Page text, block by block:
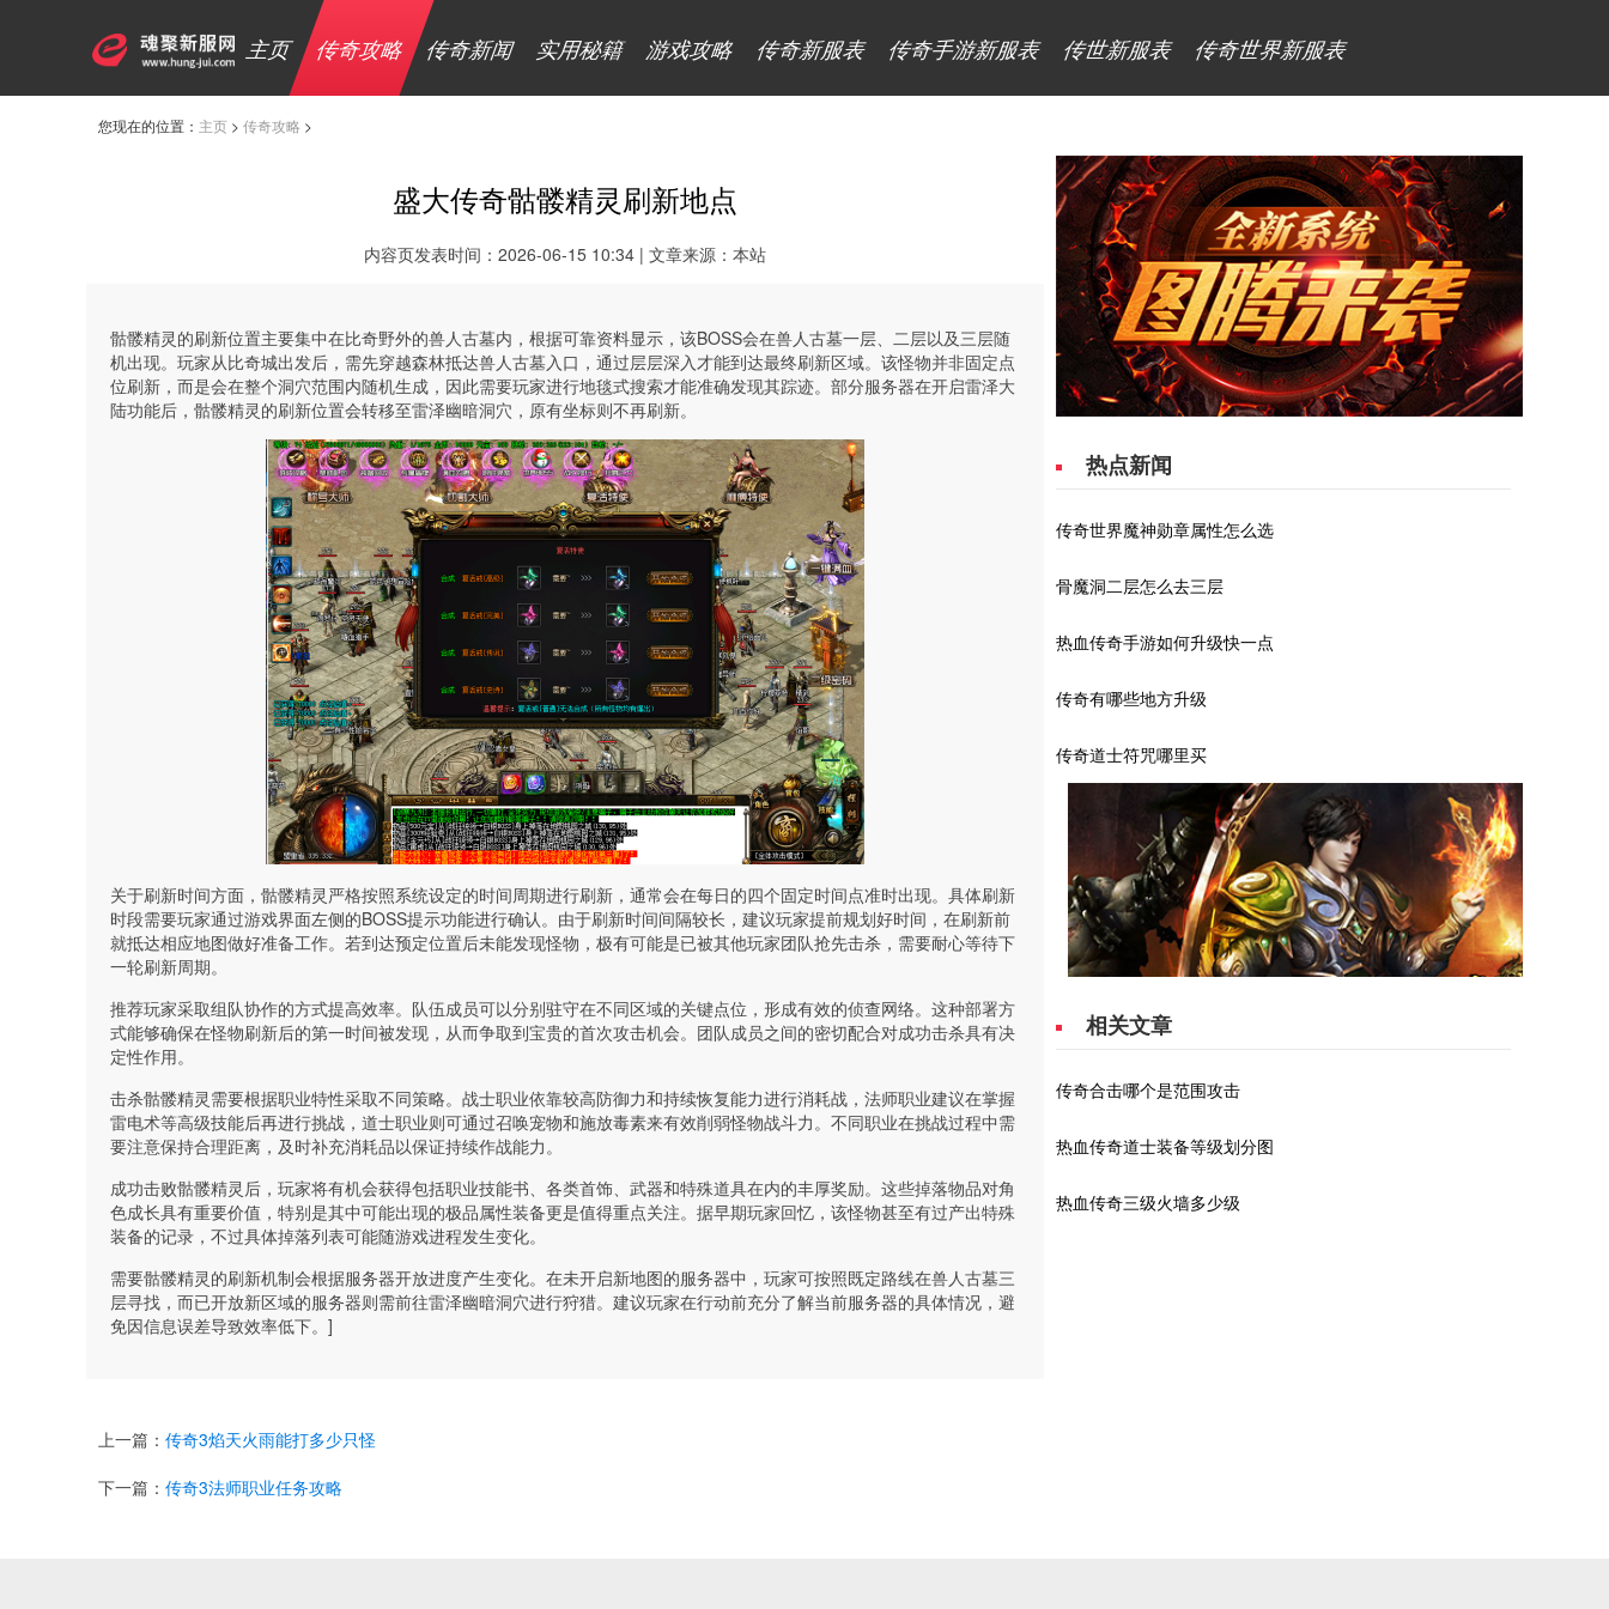
主页 传奇攻略 传奇新闻 实用秘籍 游戏攻略 传奇新服表 传奇手游新服表 传世新服表 传奇世界新服表
您现在的位置： 主页 > 传奇攻略 >
盛大传奇骷髅精灵刷新地点
内容页发表时间：2026-06-15 10:34 | 文章来源：本站
骷髅精灵的刷新位置主要集中在比奇野外的兽人古墓内，根据可靠资料显示，该BOSS会在兽人古墓一层、二层以及三层随
机出现。玩家从比奇城出发后，需先穿越森林抵达兽人古墓入口，通过层层深入才能到达最终刷新区域。该怪物并非固定点
位刷新，而是会在整个洞穴范围内随机生成，因此需要玩家进行地毯式搜索才能准确发现其踪迹。部分服务器在开启雷泽大
陆功能后，骷髅精灵的刷新位置会转移至雷泽幽暗洞穴，原有坐标则不再刷新。
关于刷新时间方面，骷髅精灵严格按照系统设定的时间周期进行刷新，通常会在每日的四个固定时间点准时出现。具体刷新
时段需要玩家通过游戏界面左侧的BOSS提示功能进行确认。由于刷新时间间隔较长，建议玩家提前规划好时间，在刷新前
就抵达相应地图做好准备工作。若到达预定位置后未能发现怪物，极有可能是已被其他玩家团队抢先击杀，需要耐心等待下
一轮刷新周期。
推荐玩家采取组队协作的方式提高效率。队伍成员可以分别驻守在不同区域的关键点位，形成有效的侦查网络。这种部署方
式能够确保在怪物刷新后的第一时间被发现，从而争取到宝贵的首次攻击机会。团队成员之间的密切配合对成功击杀具有决
定性作用。
击杀骷髅精灵需要根据职业特性采取不同策略。战士职业依靠较高防御力和持续恢复能力进行消耗战，法师职业建议在掌握
雷电术等高级技能后再进行挑战，道士职业则可通过召唤宠物和施放毒素来有效削弱怪物战斗力。不同职业在挑战过程中需
要注意保持合理距离，及时补充消耗品以保证持续作战能力。
成功击败骷髅精灵后，玩家将有机会获得包括职业技能书、各类首饰、武器和特殊道具在内的丰厚奖励。这些掉落物品对角
色成长具有重要价值，特别是其中可能出现的极品属性装备更是值得重点关注。据早期玩家回忆，该怪物甚至有过产出特殊
装备的记录，不过具体掉落列表可能随游戏进程发生变化。
需要骷髅精灵的刷新机制会根据服务器开放进度产生变化。在未开启新地图的服务器中，玩家可按照既定路线在兽人古墓三
层寻找，而已开放新区域的服务器则需前往雷泽幽暗洞穴进行狩猎。建议玩家在行动前充分了解当前服务器的具体情况，避
免因信息误差导致效率低下。]
上一篇： 传奇3焰天火雨能打多少只怪
下一篇： 传奇3法师职业任务攻略
热点新闻
传奇世界魔神勋章属性怎么选
骨魔洞二层怎么去三层
热血传奇手游如何升级快一点
传奇有哪些地方升级
传奇道士符咒哪里买
相关文章
传奇合击哪个是范围攻击
热血传奇道士装备等级划分图
热血传奇三级火墙多少级